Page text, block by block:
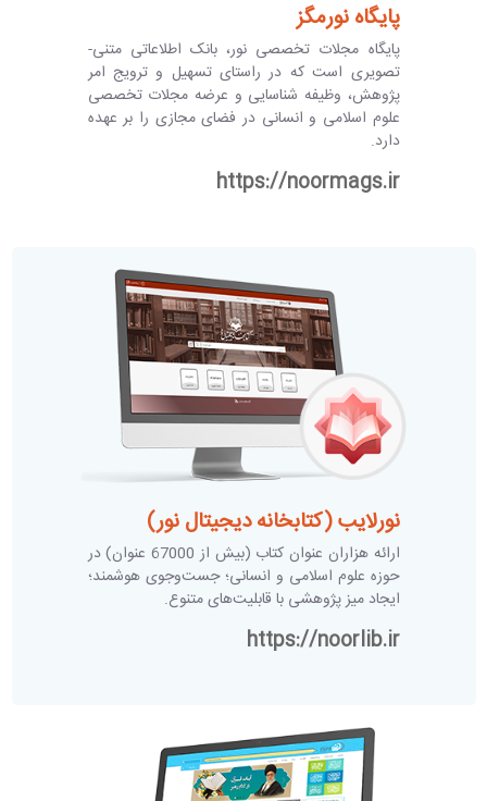
پایگاه نورمگز
پایگاه مجلات تخصصی نور، بانک اطلاعاتی متنی-
تصویری است که در راستای تسهیل و ترویج امر
پژوهش، وظیفه شناسایی و عرضه مجلات تخصصی
علوم اسلامی و انسانی در فضای مجازی را بر عهده
دارد.
https://noormags.ir
نورلایب (کتابخانه دیجیتال نور)
ارائه هزاران عنوان كتاب (بیش از 67000 عنوان) در
حوزه علوم اسلامی و انسانی؛ جست‌وجوی هوشمند؛
ایجاد میز پژوهشی با قابلیت‌های متنوع.
https://noorlib.ir